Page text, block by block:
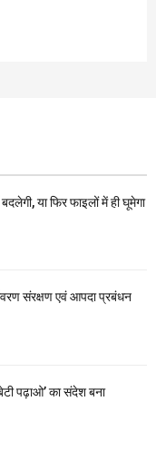
या फिर फाइलों में ही घूमेगा
संरक्षण एवं आपदा प्रबंधन
पढ़ाओ’ का संदेश बना